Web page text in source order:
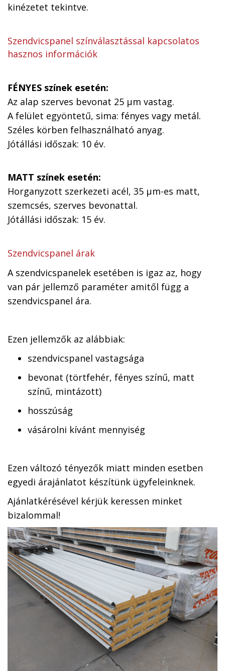
kinézetet tekintve.
Szendvicspanel színválasztással kapcsolatos
hasznos információk
FÉNYES színek esetén:
Az alap szerves bevonat 25 µm vastag.
A felület egyöntetű, sima: fényes vagy metál.
Széles körben felhasználható anyag.
Jótállási időszak: 10 év.
MATT színek esetén:
Horganyzott szerkezeti acél, 35 µm-es matt,
szemcsés, szerves bevonattal.
Jótállási időszak: 15 év.
Szendvicspanel árak
A szendvicspanelek esetében is igaz az, hogy
van pár jellemző paraméter amitől függ a
szendvicspanel ára.
Ezen jellemzők az alábbiak:
szendvicspanel vastagsága
bevonat (törtfehér, fényes színű, matt
színű, mintázott)
hosszúság
vásárolni kívánt mennyiség
Ezen változó tényezők miatt minden esetben
egyedi árajánlatot készítünk ügyfeleinknek.
Ajánlatkérésével kérjük keressen minket
bizalommal!